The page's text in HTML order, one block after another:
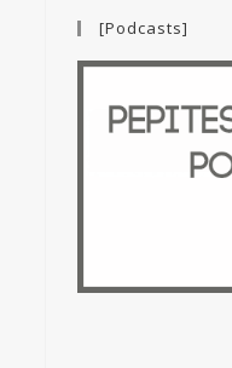
[Podcasts]